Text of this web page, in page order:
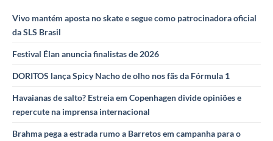
Vivo mantém aposta no skate e segue como patrocinadora oficial
da SLS Brasil
Festival Élan anuncia finalistas de 2026
DORITOS lança Spicy Nacho de olho nos fãs da Fórmula 1
Havaianas de salto? Estreia em Copenhagen divide opiniões e
repercute na imprensa internacional
Brahma pega a estrada rumo a Barretos em campanha para o